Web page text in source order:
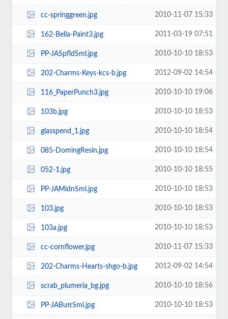
cc-springgreen.jpg 2010-11-07 15:33
162-Bella-Paint3.jpg 2011-03-19 07:51
PP-JASpfldSml.jpg 2010-10-10 18:53
202-Charms-Keys-kcs-b.jpg 2012-09-02 14:54
116_PaperPunch3.jpg 2010-10-10 19:06
103b.jpg 2010-10-10 18:53
glasspend_1.jpg 2010-10-10 18:54
085-DomingResin.jpg 2010-10-10 18:54
052-1.jpg 2010-10-10 18:55
PP-JAMidnSml.jpg 2010-10-10 18:53
103.jpg 2010-10-10 18:53
103a.jpg 2010-10-10 18:53
cc-cornflower.jpg 2010-11-07 15:33
202-Charms-Hearts-shgo-b.jpg 2012-09-02 14:54
scrab_plumeria_bg.jpg 2010-10-10 18:56
PP-JAButtSml.jpg 2010-10-10 18:53